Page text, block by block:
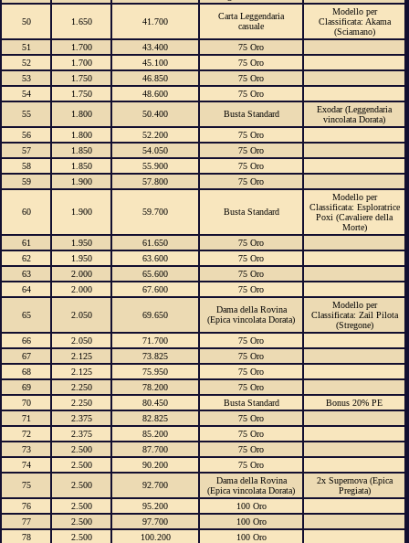
50 1.650 41.700
Carta Leggendaria
casuale
Modello per
Classificata: Akama
(Sciamano)
51
1.700 43.400
75 Oro
52
1.700 45.100
75 Oro
53
1.750 46.850
75 Oro
54
1.750 48.600
75 Oro
55
1.800 50.400 Busta Standard
Exodar (Leggendaria
vincolata Dorata)
56
1.800 52.200
75 Oro
57
1.850 54.050
75 Oro
58
1.850 55.900
75 Oro
59
1.900 57.800 75 Oro
60 1.900 59.700 Busta Standard
Modello per
Classificata: Esploratrice
Poxi (Cavaliere della
Morte)
61
1.950 61.650
75 Oro
62
1.950 63.600
75 Oro
63
2.000 65.600
75 Oro
64
2.000 67.600 75 Oro
65 2.050 69.650
Dama della Rovina
(Epica vincolata Dorata)
Modello per
Classificata: Zail Pilota
(Stregone)
66
2.050 71.700
75 Oro
67
2.125 73.825
75 Oro
68
2.125 75.950
75 Oro
69
2.250 78.200
75 Oro
70
2.250 80.450 Busta Standard
Bonus 20% PE
71
2.375 82.825
75 Oro
72
2.375 85.200
75 Oro
73
2.500 87.700
75 Oro
74
2.500 90.200
75 Oro
75
2.500 92.700
Dama della Rovina
(Epica vincolata Dorata)
2x Supernova (Epica
Pregiata)
76
2.500 95.200
100 Oro
77
2.500 97.700
100 Oro
78
2.500 100.200
100 Oro